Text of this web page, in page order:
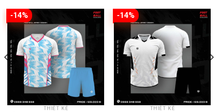
-14%
THIẾT KẾ
-14%
THIẾT KẾ